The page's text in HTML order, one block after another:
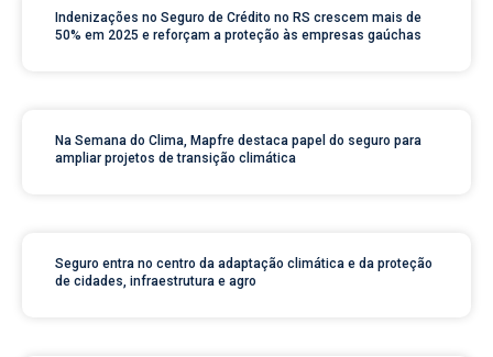
Indenizações no Seguro de Crédito no RS crescem mais de
50% em 2025 e reforçam a proteção às empresas gaúchas
Na Semana do Clima, Mapfre destaca papel do seguro para
ampliar projetos de transição climática
Seguro entra no centro da adaptação climática e da proteção
de cidades, infraestrutura e agro